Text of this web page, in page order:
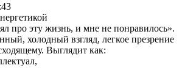
про эту жизнь, и мне не понравилось».
холодный взгляд, легкое презрение
Выглядит как: